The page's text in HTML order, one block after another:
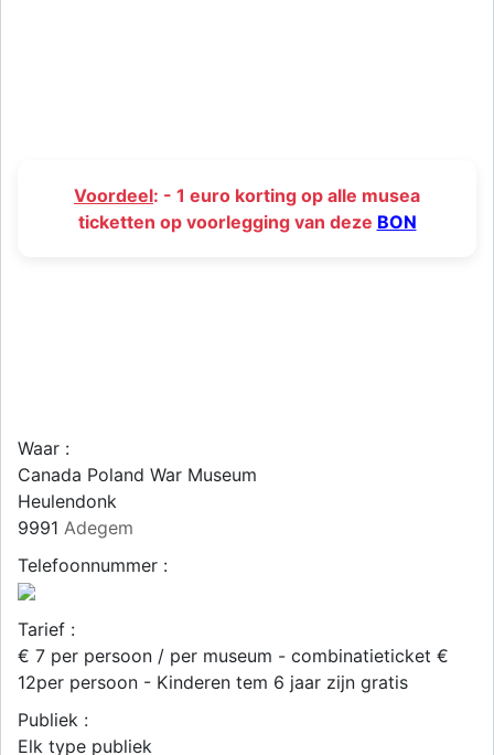
Voordeel: - 1 euro korting op alle musea
ticketten op voorlegging van deze BON
Waar :
Canada Poland War Museum
Heulendonk
9991 Adegem
Telefoonnummer :
Tarief :
€ 7 per persoon / per museum - combinatieticket €
12per persoon - Kinderen tem 6 jaar zijn gratis
Publiek :
Elk type publiek